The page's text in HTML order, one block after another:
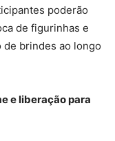
poderão
de figurinhas e
brindes ao longo
e liberação para